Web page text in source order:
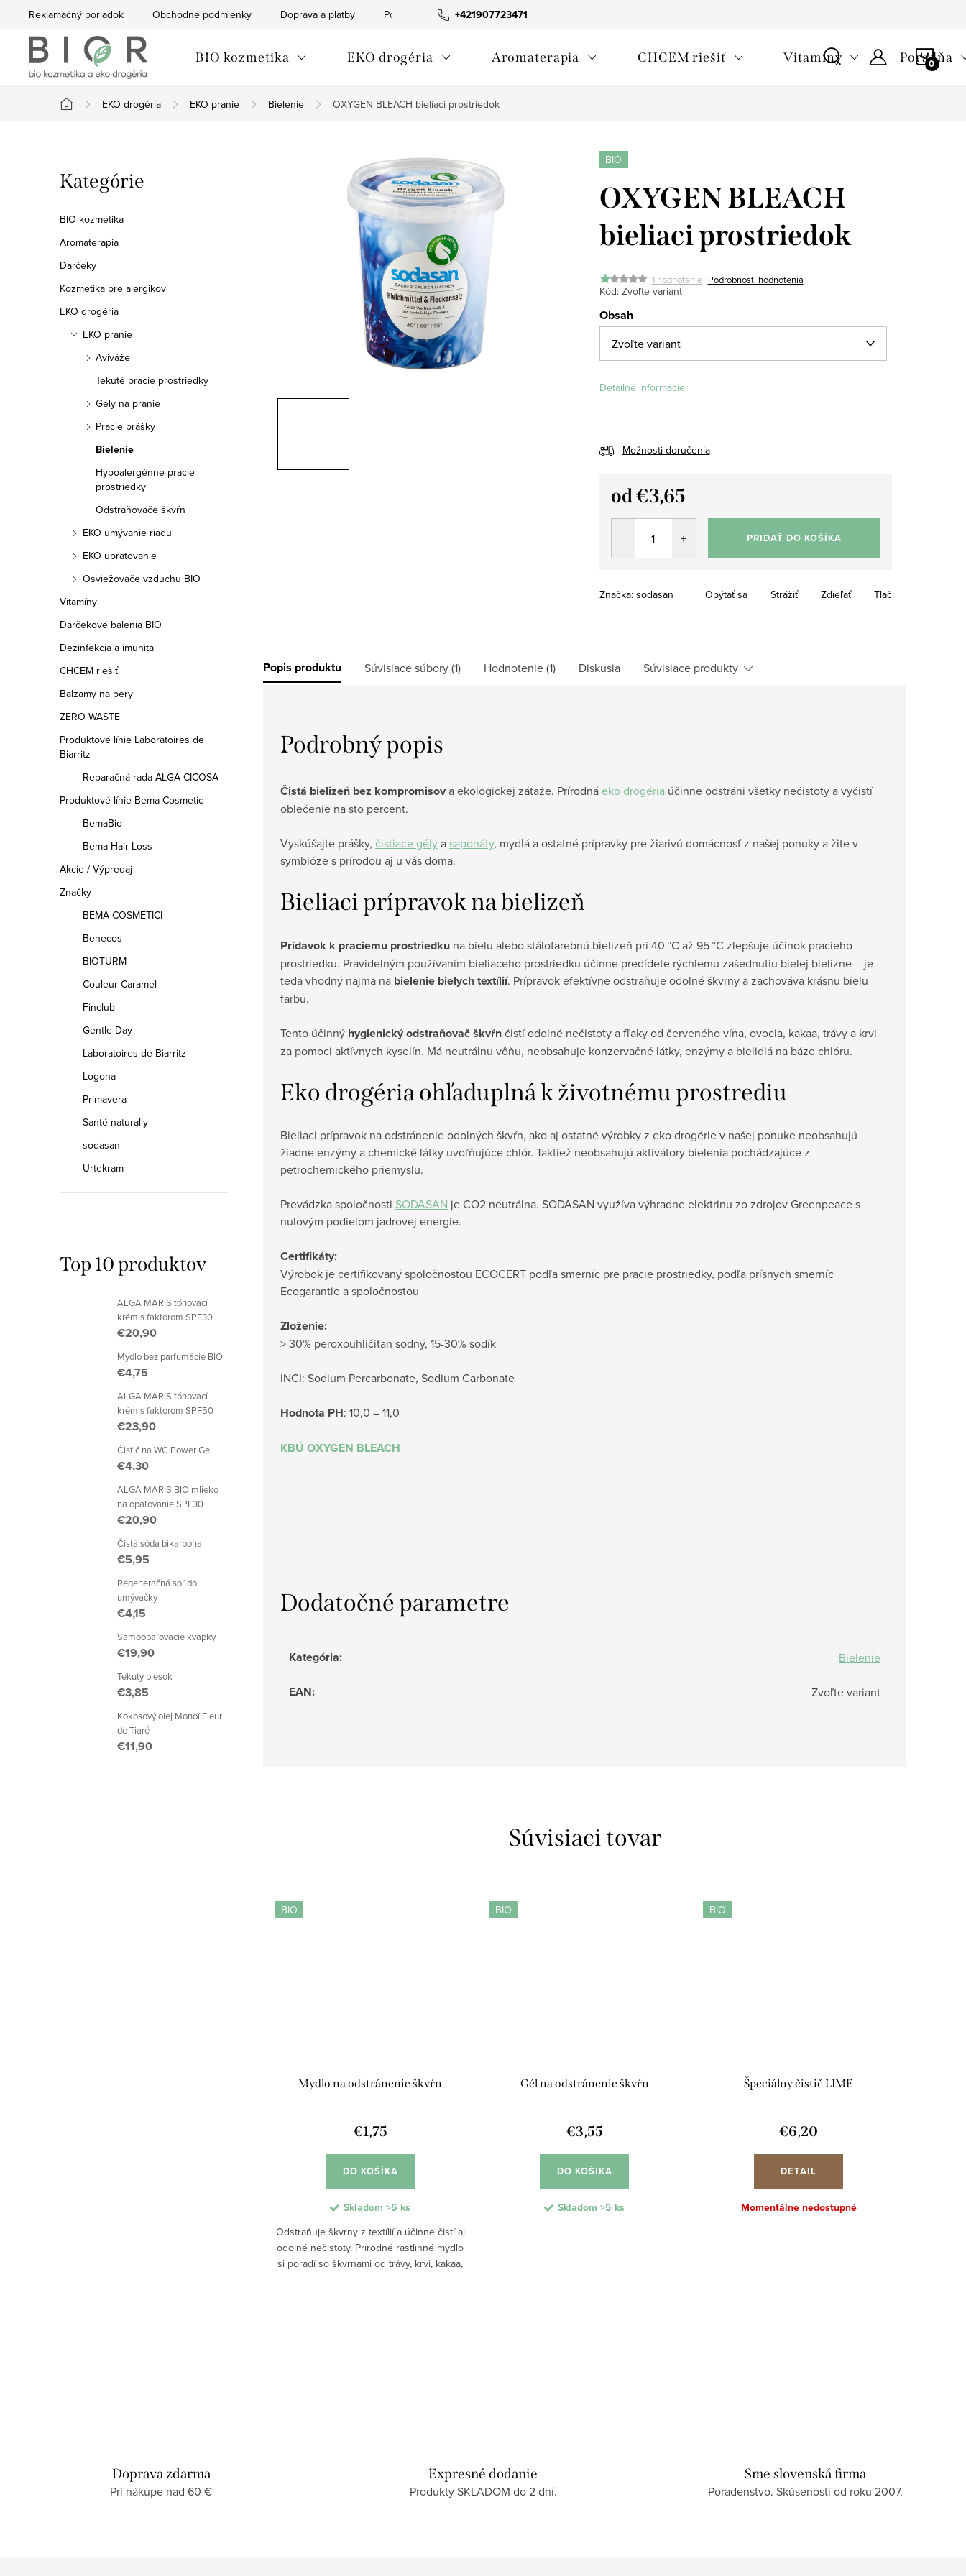
+421907723471
Reklamačný poriadok Obchodné podmienky Doprava a platby Podmienky ochrany osobných údajov
BIO kozmetika EKO drogéria Aromaterapia CHCEM riešiť Vitamíny Poradňa
Domov
EKO drogéria EKO pranie Bielenie OXYGEN BLEACH bieliaci prostriedok
o
č
n
ý
p
Preskočiť
kategórie
Kategórie
BIO kozmetika
Aromaterapia
Darčeky
Kozmetika pre alergikov
EKO drogéria
EKO pranie
Aviváže
Tekuté pracie prostriedky
Gély na pranie
Pracie prášky
Bielenie
Hypoalergénne pracie
prostriedky
Odstraňovače škvŕn
EKO umývanie riadu
EKO upratovanie
Osviežovače vzduchu BIO
Vitamíny
Darčekové balenia BIO
Dezinfekcia a imunita
CHCEM riešiť
Balzamy na pery
ZERO WASTE
Produktové línie Laboratoires de
Biarritz
Reparačná rada ALGA CICOSA
Produktové línie Bema Cosmetic
BemaBio
Bema Hair Loss
Akcie / Výpredaj
Značky
BEMA COSMETICI
Benecos
BIOTURM
Couleur Caramel
Finclub
Gentle Day
Laboratoires de Biarritz
Logona
Primavera
Santé naturally
sodasan
Urtekram
Top 10 produktov
ALGA MARIS tónovací
krém s faktorom SPF30
€20,90
Mydlo bez parfumácie BIO
€4,75
ALGA MARIS tónovací
krém s faktorom SPF50
€23,90
Čistič na WC Power Gel
€4,30
ALGA MARIS BIO mlieko
na opaľovanie SPF30
€20,90
Čistá sóda bikarbóna
€5,95
Regeneračná soľ do
umývačky
€4,15
Samoopaľovacie kvapky
€19,90
Tekutý piesok
€3,85
Kokosový olej Monoï Fleur
de Tiaré
€11,90
BIO
OXYGEN BLEACH
bieliaci prostriedok
1 hodnotenie Podrobnosti hodnotenia
Kód: Zvoľte variant
Obsah
Detailné informácie
Možnosti doručenia
od€3,65
Jednotková
PRIDAŤ DO KOŠÍKA
Značka: sodasan Tlač
Opýtať sa Strážiť Zdieľať
Popis produktu Súvisiace súbory (1) Hodnotenie (1) Diskusia Súvisiace produkty
Podrobný popis
Čistá bielizeň bez kompromisova ekologickej záťaže. Prírodnáeko drogéria účinne odstráni všetky nečistoty a vyčistí
oblečenie na sto percent.
Vyskúšajte prášky, čistiace gélyasaponáty, mydlá a ostatné prípravky pre žiarivú domácnosť z našej ponuky a žite v
symbióze s prírodou aj u vás doma.
Bieliaci prípravok na bielizeň
Prídavok k praciemu prostriedku na bielu alebo stálofarebnú bielizeň pri 40 °C až 95 °C zlepšuje účinok pracieho
prostriedku. Pravidelným používaním bieliaceho prostriedku účinne predídete rýchlemu zašednutiu bielej bielizne – je
teda vhodný najmä na bielenie bielych textílií. Prípravok efektívne odstraňuje odolné škvrny a zachováva krásnu bielu
farbu.
Tento účinný hygienický odstraňovač škvŕnčistí odolné nečistoty a fľaky od červeného vína, ovocia, kakaa, trávy a krvi
za pomoci aktívnych kyselín. Má neutrálnu vôňu, neobsahuje konzervačné látky, enzýmy a bielidlá na báze chlóru.
Eko drogéria ohľaduplná k životnému prostrediu
Bieliaci prípravok na odstránenie odolných škvŕn, ako aj ostatné výrobky z eko drogérie v našej ponuke neobsahujú
žiadne enzýmy a chemické látky uvoľňujúce chlór. Taktiež neobsahujú aktivátory bielenia pochádzajúce z
petrochemického priemyslu.
Prevádzka spoločnosti SODASAN je CO2 neutrálna. SODASAN využíva výhradne elektrinu zo zdrojov Greenpeace s
nulovým podielom jadrovej energie.
Certifikáty:
Výrobok je certifikovaný spoločnosťou ECOCERT podľa smerníc pre pracie prostriedky, podľa prísnych smerníc
Ecogarantie a spoločnostou
Zloženie:
> 30% peroxouhličitan sodný, 15-30% sodík
INCI: Sodium Percarbonate, Sodium Carbonate
Hodnota PH: 10,0 – 11,0
KBÚ OXYGEN BLEACH
Dodatočné parametre
Kategória: Bielenie
EAN: Zvoľte variant
Súvisiaci tovar
BIO
Mydlo na odstránenie škvŕn
€1,75
DO KOŠÍKA
Skladom >5 ks
Odstraňuje škvrny z textílií a účinne čistí aj
odolné nečistoty. Prírodné rastlinné mydlo
si poradí so škvrnami od trávy, krvi, kakaa,
BIO
Gél na odstránenie škvŕn
€3,55
DO KOŠÍKA
Skladom >5 ks
BIO
Špeciálny čistič LIME
€6,20
DETAIL
Momentálne nedostupné
Doprava zdarma
Pri nákupe nad 60 €
Expresné dodanie
Produkty SKLADOM do 2 dní.
Sme slovenská firma
Poradenstvo. Skúsenosti od roku 2007.